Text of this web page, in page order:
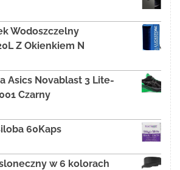
Wodoszczelny
Z Okienkiem N
Asics Novablast 3 Lite-
Czarny
60Kaps
w 6 kolorach